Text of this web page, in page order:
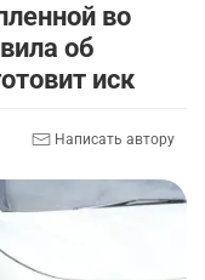
во
об
иск
Написать автору